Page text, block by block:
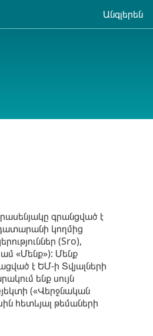
Անգլերեն
գրանցված է
կողմից
(Sro),
«Մենք»): Մենք
է ԵՄ-ի Տվյալների
ենք սույն
(«Վերջնական
հետևյալ թեմաների